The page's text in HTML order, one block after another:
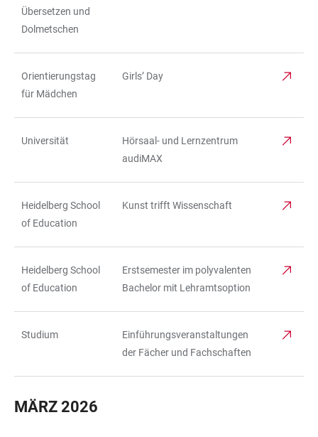
Übersetzen und
Dolmetschen
Orientierungstag
für Mädchen
Girls’ Day
Universität
Hörsaal- und Lernzentrum
audiMAX
Heidelberg School
of Education
Kunst trifft Wissenschaft
Heidelberg School
of Education
Erstsemester im polyvalenten
Bachelor mit Lehramtsoption
Studium
Einführungsveranstaltungen
der Fächer und Fachschaften
MÄRZ 2026